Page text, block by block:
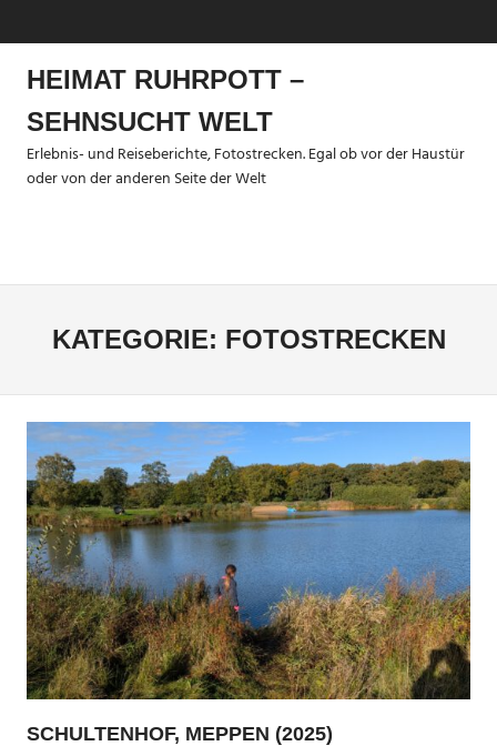
Inhalt
springen
HEIMAT RUHRPOTT –
SEHNSUCHT WELT
Erlebnis- und Reiseberichte, Fotostrecken. Egal ob vor der Haustür
oder von der anderen Seite der Welt
KATEGORIE: FOTOSTRECKEN
SCHULTENHOF, MEPPEN (2025)